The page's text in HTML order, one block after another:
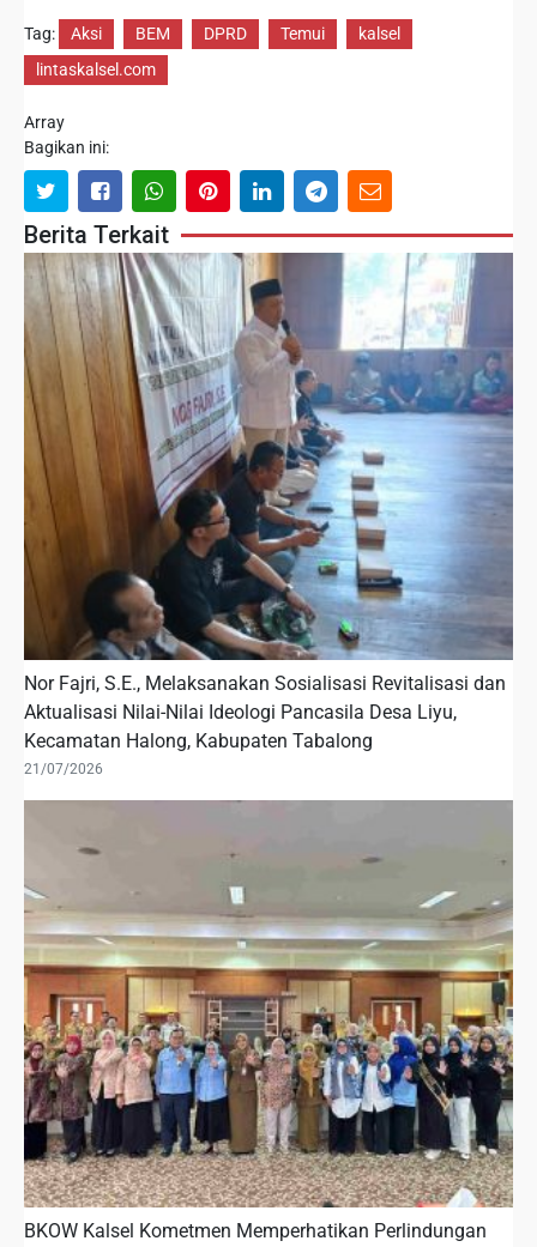
Tag: Aksi BEM DPRD Temui
kalsel
lintaskalsel.com
Array
Bagikan ini:
Berita Terkait
Nor Fajri, S.E., Melaksanakan Sosialisasi Revitalisasi dan
Aktualisasi Nilai-Nilai Ideologi Pancasila Desa Liyu,
Kecamatan Halong, Kabupaten Tabalong
21/07/2026
BKOW Kalsel Kometmen Memperhatikan Perlindungan